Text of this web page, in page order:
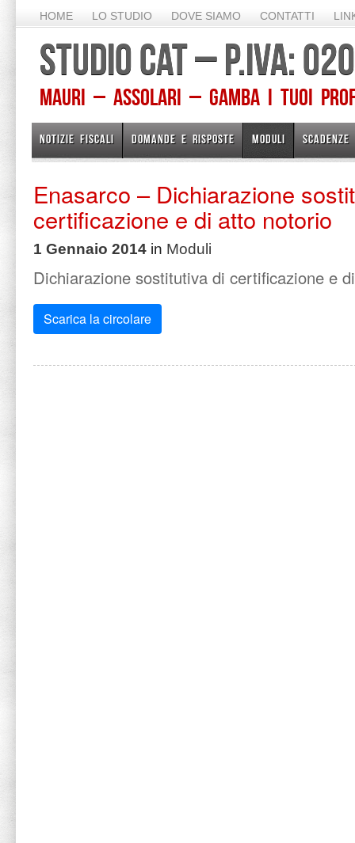
HOME LO STUDIO DOVE SIAMO CONTATTI
STUDIO CAT – P.IVA:
Mauri – Assolari – Gamba I TUOI
NOTIZIE FISCALI DOMANDE E RISPOSTE MODULI SCADENZE
Enasarco – Dichiarazione
certificazione e di atto notorio
1 Gennaio 2014 in Moduli
Dichiarazione sostitutiva di certificazione e
Scarica la circolare